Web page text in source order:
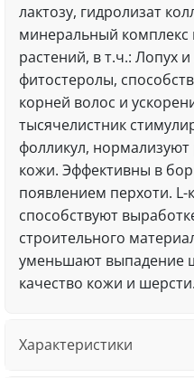
лактозу, гидролизат
минеральный комплекс
растений, в т.ч.: Лопух
фитостеролы,
корней волос и
тысячелистник
фолликул,
кожи. Эффективны в
появлением перхоти. L-
способствуют
строительного
уменьшают выпадение
качество кожи и шерсти.
Характеристики